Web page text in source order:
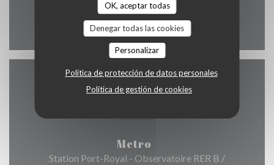
OK, aceptar todas
Denegar todas las cookies
Personalizar
Política de protección de datos personales
Política de gestión de cookies
12:00 - 00:00
Acceso
Metro
Station Port-Royal - Observatoire RER B /